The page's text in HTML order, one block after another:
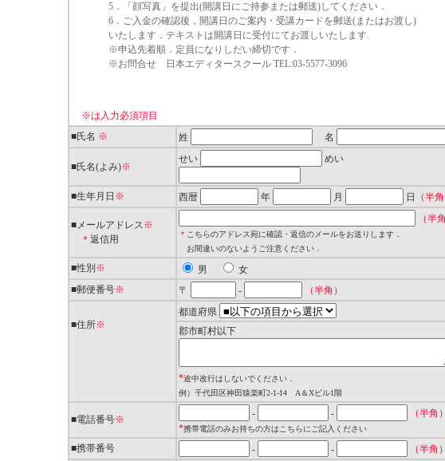
5．「顔写真」を提出(開講日にご持参または郵送)してください．
6．ご入金の確認後，開講日のご案内・受講カードを郵送(またはお渡し)
いたします．テキストは開講日に受付にてお渡しいたします.
※申込先着順．定員になりしだい締切です．
※お問合せ 日本エディタースクール TEL:03-5577-3096
※は入力必須項目
■氏名 ※ 姓 名
■氏名(よみ)※
せい めい
■生年月日 ※ 西暦 年 月 日 （半角
■メールアドレス※
＊ 返信用
（半
＊ こちらのアドレス宛に確認・返信のメールをお送りします．
お間違いのないようご注意ください．
■性別 ※ 男
女
■郵便番号※ 〒 - （半角）
■住所※
都道府県
郡市町村以下
*途中改行はしないでください．
例）千代田区神田猿楽町2-1-14 A＆Xビル1階
■電話番号※
- -
（半角）
*携帯電話のみお持ちの方はこちらにご記入ください
■携帯番号 - -
（半角）